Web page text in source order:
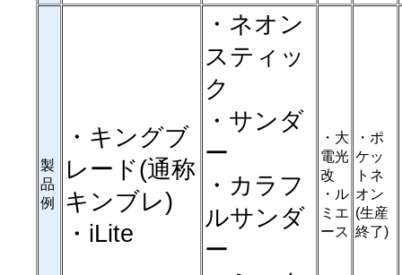
製
品
例
・キングブ
レード(通称
キンブレ)
・iLite
・ネオン
スティッ
ク
・サンダ
ー
・カラフ
ルサンダ
ー
・大
電光
改
・ル
ミエ
ース
・ポ
ケッ
トネ
オン
(生産
終了)